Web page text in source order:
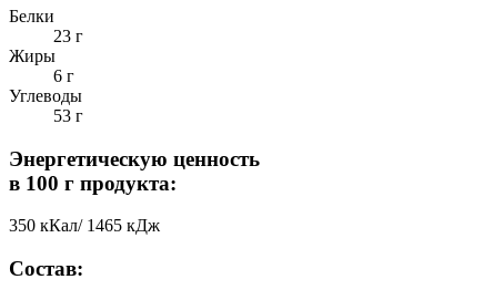
Белки
23 г
Жиры
6 г
Углеводы
53 г
Энергетическую ценность
в 100 г продукта:
350 кКал/ 1465 кДж
Состав: